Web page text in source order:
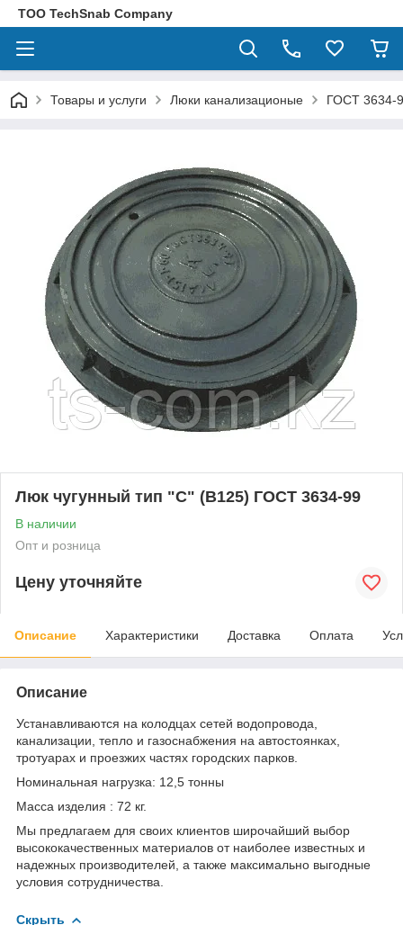
ТОО TechSnab Company
Товары и услуги Люки канализационые ГОСТ 3634-
Люк чугунный тип "С" (В125) ГОСТ 3634-99
В наличии
Опт и розница
Цену уточняйте
Описание Характеристики Доставка Оплата
Описание
Устанавливаются на колодцах сетей водопровода,
канализации, тепло и газоснабжения на автостоянках,
тротуарах и проезжих частях городских парков.
Номинальная нагрузка: 12,5 тонны
Масса изделия : 72 кг.
Мы предлагаем для своих клиентов широчайший выбор
высококачественных материалов от наиболее известных и
надежных производителей, а также максимально выгодные
условия сотрудничества.
Скрыть